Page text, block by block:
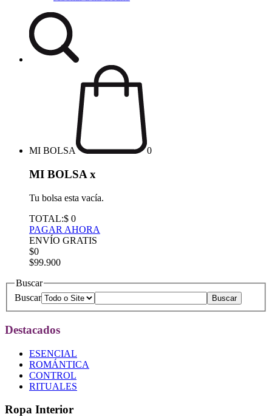
MI BOLSA 0
MI BOLSA x
Tu bolsa esta vacía.
TOTAL:$ 0
PAGAR AHORA
ENVÍO GRATIS
$0
$99.900
Buscar
Buscar
Destacados
ESENCIAL
ROMÁNTICA
CONTROL
RITUALES
Ropa Interior